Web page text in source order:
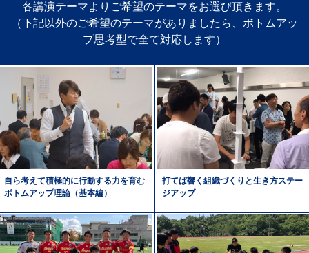
各講演テーマよりご希望のテーマをお選び頂きます。
（下記以外のご希望のテーマがありましたら、ボトムアッ
プ思考型で全て対応します）
自ら考えて積極的に行動する力を育む
ボトムアップ理論（基本編）
打てば響く組織づくりと生き方ステー
ジアップ